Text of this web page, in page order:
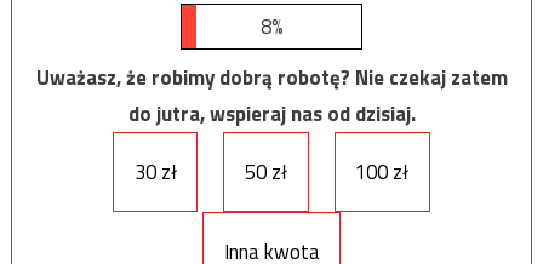
8%
Uważasz, że robimy dobrą robotę? Nie czekaj zatem
do jutra, wspieraj nas od dzisiaj.
30 zł
50 zł 100 zł
Inna kwota